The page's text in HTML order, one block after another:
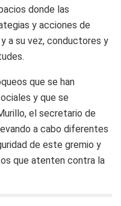
donde las
y acciones de
a su vez, conductores y
que se han
y que se
el secretario de
a cabo diferentes
de este gremio y
que atenten contra la